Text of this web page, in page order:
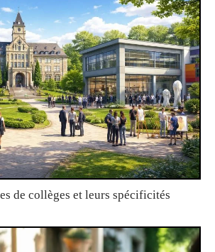
de collèges et leurs spécificités